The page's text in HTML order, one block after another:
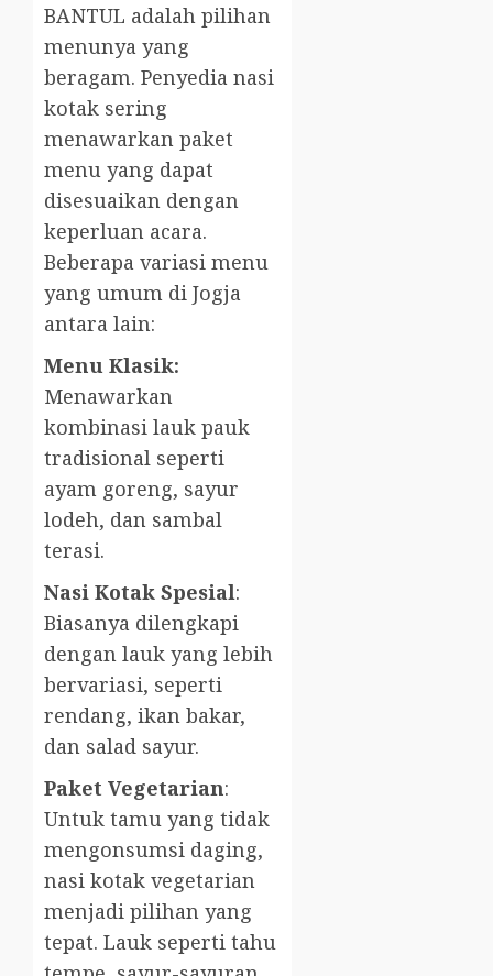
BANTUL adalah pilihan
menunya yang
beragam. Penyedia nasi
kotak sering
menawarkan paket
menu yang dapat
disesuaikan dengan
keperluan acara.
Beberapa variasi menu
yang umum di Jogja
antara lain:
Menu Klasik:
Menawarkan
kombinasi lauk pauk
tradisional seperti
ayam goreng, sayur
lodeh, dan sambal
terasi.
Nasi Kotak Spesial:
Biasanya dilengkapi
dengan lauk yang lebih
bervariasi, seperti
rendang, ikan bakar,
dan salad sayur.
Paket Vegetarian:
Untuk tamu yang tidak
mengonsumsi daging,
nasi kotak vegetarian
menjadi pilihan yang
tepat. Lauk seperti tahu